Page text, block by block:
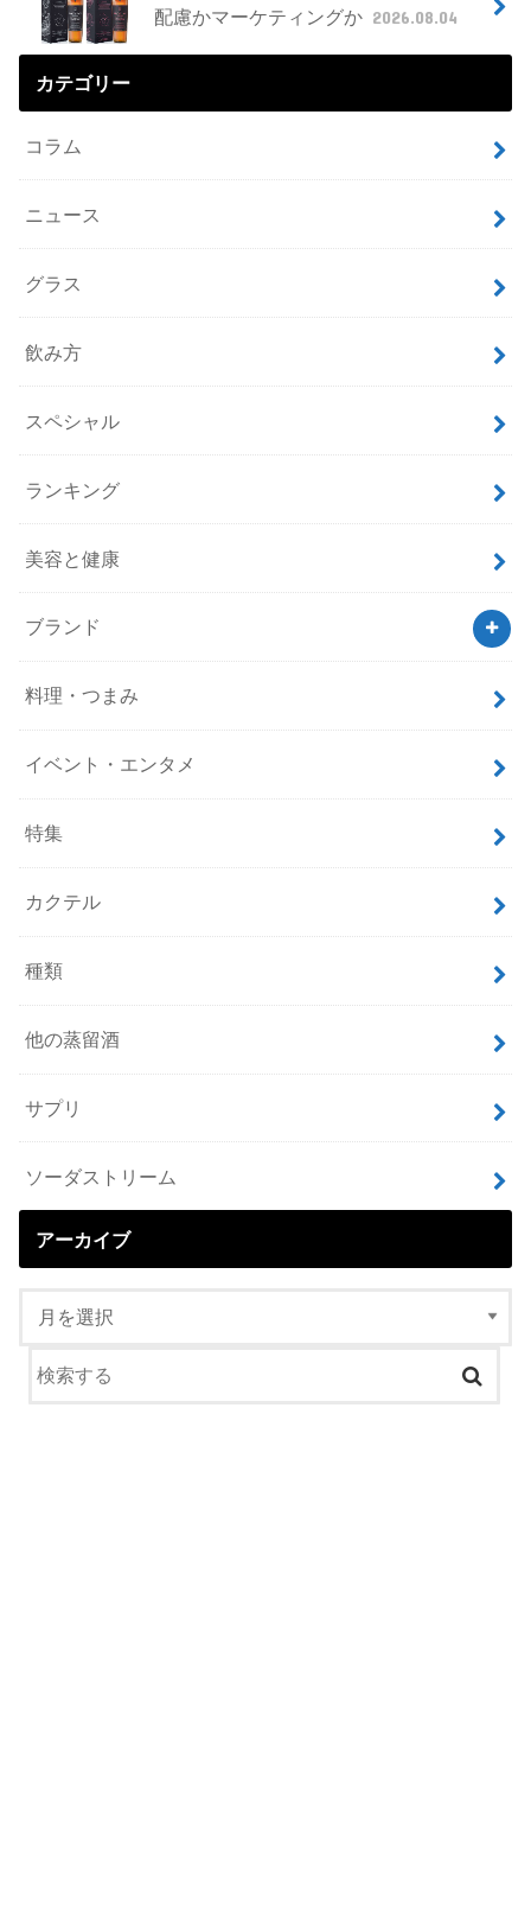
配慮かマーケティングか 2026.08.04
カテゴリー
コラム
ニュース
グラス
飲み方
スペシャル
ランキング
美容と健康
ブランド
料理・つまみ
イベント・エンタメ
特集
カクテル
種類
他の蒸留酒
サプリ
ソーダストリーム
アーカイブ